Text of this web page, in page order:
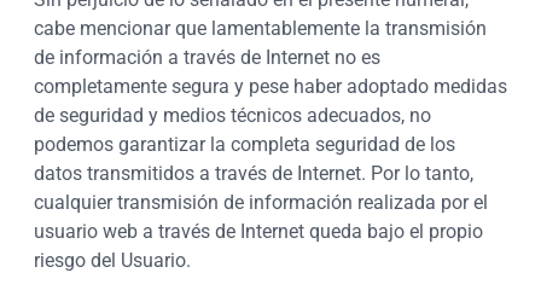
cabe mencionar que lamentablemente la transmisión
de información a través de Internet no es
completamente segura y pese haber adoptado medidas
de seguridad y medios técnicos adecuados, no
podemos garantizar la completa seguridad de los
datos transmitidos a través de Internet. Por lo tanto,
cualquier transmisión de información realizada por el
usuario web a través de Internet queda bajo el propio
riesgo del Usuario.